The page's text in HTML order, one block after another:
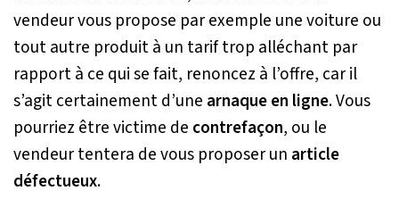
vendeur vous propose par exemple une voiture ou
tout autre produit à un tarif trop alléchant par
rapport à ce qui se fait, renoncez à l’offre, car il
s’agit certainement d’une arnaque en ligne. Vous
pourriez être victime de contrefaçon, ou le
vendeur tentera de vous proposer un article
défectueux.